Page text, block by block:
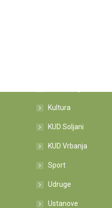
Kultura
KUD Soljani
KUD Vrbanja
Sport
Udruge
Ustanove